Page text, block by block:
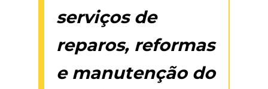
serviços de
reparos, reformas
e manutenção do